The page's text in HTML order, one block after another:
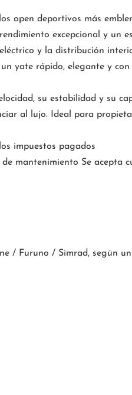
open deportivos más
excepcional y un
y la distribución
yate rápido, elegante y
su estabilidad y su
al lujo. Ideal para
impuestos pagados
mantenimiento Se acepta
/ Furuno / Simrad, según